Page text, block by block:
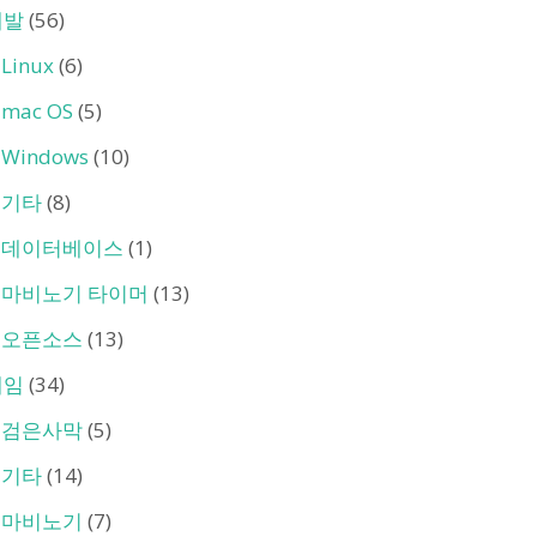
(56)
Linux(6)
mac OS (5)
Windows (10)
기타(8)
데이터베이스 (1)
마비노기 타이머 (13)
오픈소스 (13)
(34)
검은사막(5)
기타(14)
마비노기 (7)